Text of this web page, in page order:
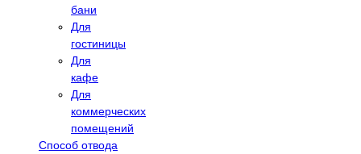
бани
Для
гостиницы
Для
кафе
Для
коммерческих
помещений
Способ отвода